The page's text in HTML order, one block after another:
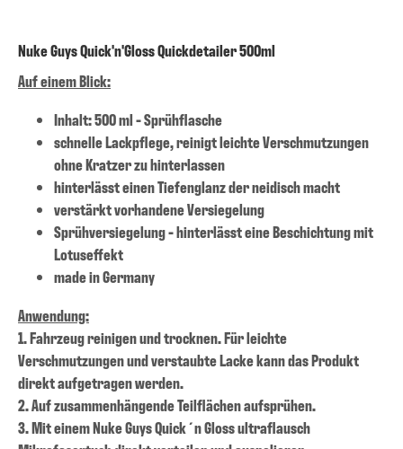
Nuke Guys Quick'n'Gloss Quickdetailer 500ml
Auf einem Blick:
Inhalt: 500 ml - Sprühflasche
schnelle Lackpflege, reinigt leichte Verschmutzungen
ohne Kratzer zu hinterlassen
hinterlässt einen Tiefenglanz der neidisch macht
verstärkt vorhandene Versiegelung
Sprühversiegelung - hinterlässt eine Beschichtung mit
Lotuseffekt
made in Germany
Anwendung:
1. Fahrzeug reinigen und trocknen. Für leichte
Verschmutzungen und verstaubte Lacke kann das Produkt
direkt aufgetragen werden.
2. Auf zusammenhängende Teilflächen aufsprühen.
3. Mit einem Nuke Guys Quick´n Gloss ultraflausch